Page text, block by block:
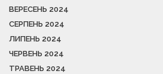
ВЕРЕСЕНЬ 2024
СЕРПЕНЬ 2024
ЛИПЕНЬ 2024
ЧЕРВЕНЬ 2024
ТРАВЕНЬ 2024